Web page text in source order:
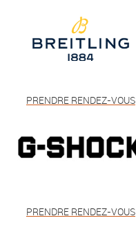
PRENDRE RENDEZ-VOUS
PRENDRE RENDEZ-VOUS